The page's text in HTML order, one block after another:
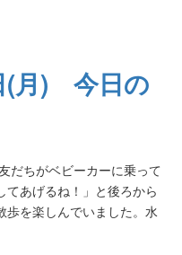
(月) 今日の
だちがベビーカーに乗って
あげるね！」と後ろから
歩を楽しんでいました。水